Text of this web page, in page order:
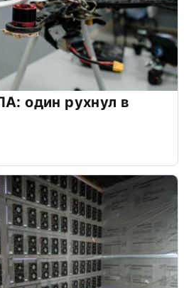
один рухнул в